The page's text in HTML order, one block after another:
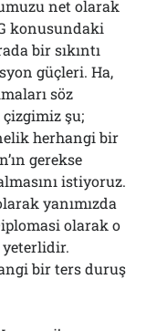
net olarak
konusundaki
bir sıkıntı
güçleri. Ha,
söz
şu;
herhangi bir
gerekse
istiyoruz.
yanımızda
olarak o
yeterlidir.
bir ters duruş